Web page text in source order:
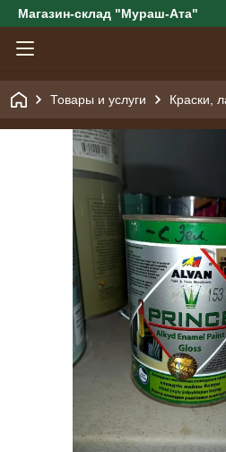
Магазин-склад "Мураш-Ата"
Товары и услуги Краски,